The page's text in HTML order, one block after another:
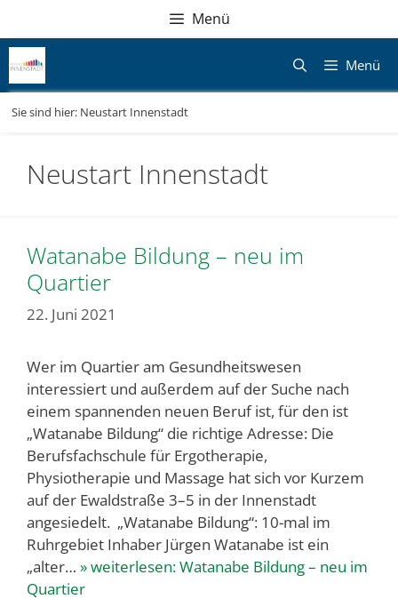
springen
Navigation
springen
Menü
Menü
Sie sind hier: Neustart Innenstadt
Neustart Innenstadt
Watanabe Bildung – neu im
Quartier
22. Juni 2021
Wer im Quartier am Gesundheitswesen
interessiert und außerdem auf der Suche nach
einem spannenden neuen Beruf ist, für den ist
„Watanabe Bildung“ die richtige Adresse: Die
Berufsfachschule für Ergotherapie,
Physiotherapie und Massage hat sich vor Kurzem
auf der Ewaldstraße 3–5 in der Innenstadt
angesiedelt. „Watanabe Bildung“: 10-mal im
Ruhrgebiet Inhaber Jürgen Watanabe ist ein
„alter… » weiterlesen:Watanabe Bildung – neu im
Quartier